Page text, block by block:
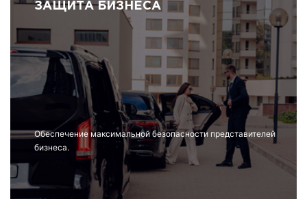
ЗАЩИТА БИЗНЕСА
Обеспечение максимальной безопасности представителей
бизнеса.